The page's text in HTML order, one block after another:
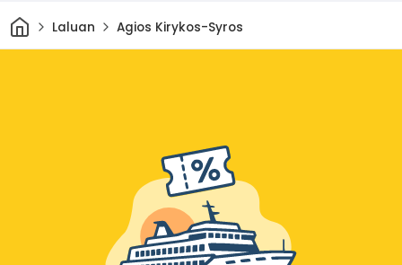
Rumah
Laluan Agios Kirykos-Syros